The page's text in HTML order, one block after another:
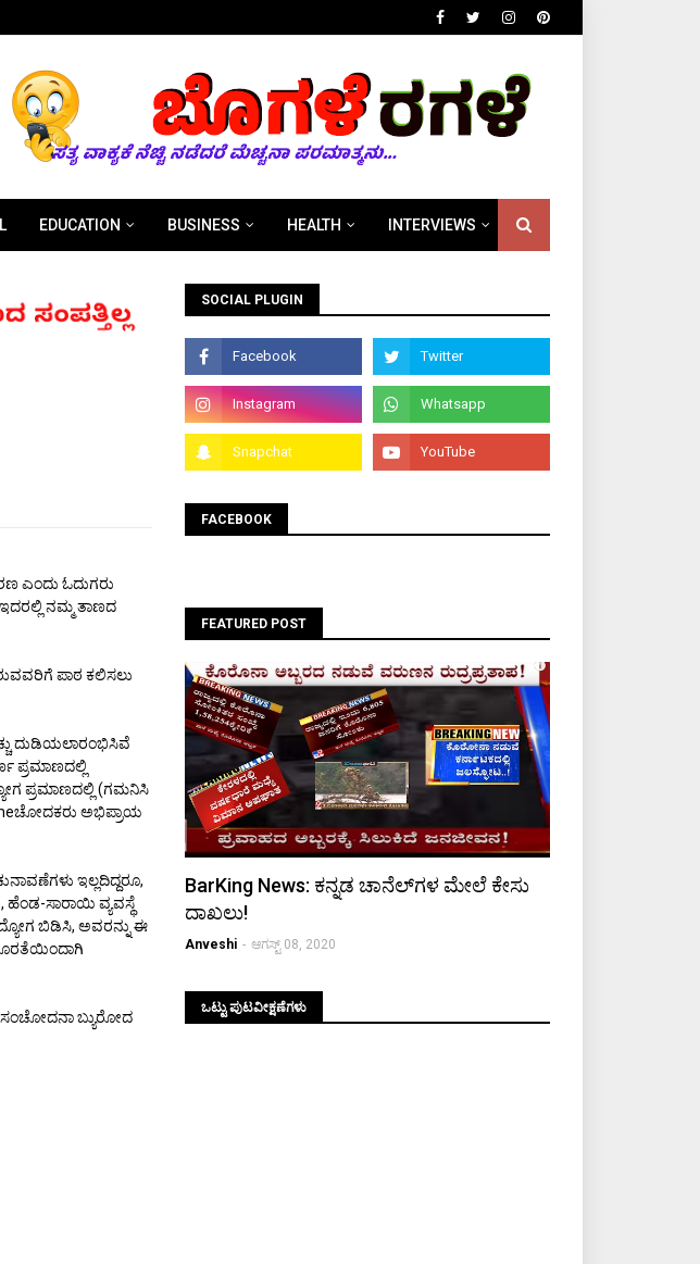
EDUCATION BUSINESS HEALTH INTERVIEWS
ಎಂದು ಓದುಗರು
ನಮ್ಮ ತಾಣದ
ಪಾಠ ಕಲಿಸಲು
ದುಡಿಯಲಾರಂಭಿಸಿವೆ
ಪ್ರಮಾಣದಲ್ಲಿ
ಪ್ರಮಾಣದಲ್ಲಿ (ಗಮನಿಸಿ
ಅಭಿಪ್ರಾಯ
ಇಲ್ಲದಿದ್ದರೂ,
ಹೆಂಡ-ಸಾರಾಯಿ ವ್ಯವಸ್ಥೆ
ಬಿಡಿಸಿ, ಅವರನ್ನು ಈ
ಸಂಚೋದನಾ ಬ್ಯುರೋದ
SOCIAL PLUGIN
FACEBOOK
FEATURED POST
BarKing News: ಕನ್ನಡ ಚಾನೆಲ್‌ಗಳ ಮೇಲೆ ಕೇಸು
ದಾಖಲು!
Anveshi - ಆಗಸ್ಟ್ 08, 2020
ಒಟ್ಟು ಪುಟವೀಕ್ಷಣೆಗಳು